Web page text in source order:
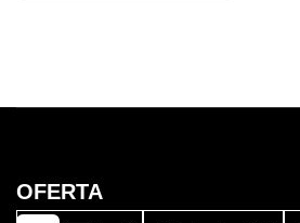
OFERTA